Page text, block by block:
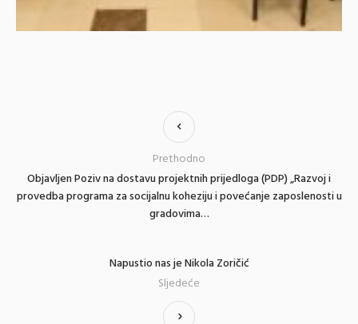
Objavljen Poziv na dostavu projektnih prijedloga (PDP) „Razvoj i
provedba programa za socijalnu koheziju i povećanje zaposlenosti u
gradovima…
Prethodno
Napustio nas je Nikola Zoričić
Sljedeće